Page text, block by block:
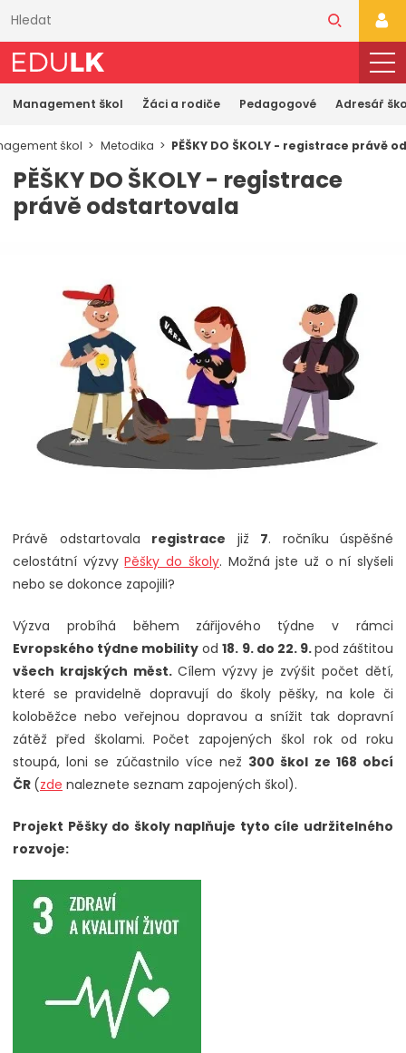
obsahu
Management škol Žáci a rodiče Pedagogové Adresář
škol Metodika PĚŠKY DO ŠKOLY - registrace právě
PĚŠKY DO ŠKOLY - registrace
právě odstartovala
Právě odstartovala registrace již 7. ročníku úspěšné
celostátní výzvyPěšky do školy. Možná jste už o ní slyšeli
nebo se dokonce zapojili?
Výzva probíhá během zářijového týdne v rámci
Evropského týdne mobility od18. 9. do 22. 9.pod záštitou
všech krajských měst. Cílem výzvy je zvýšit počet dětí,
které se pravidelně dopravují do školy pěšky, na kole či
koloběžce nebo veřejnou dopravou a snížit tak dopravní
zátěž před školami. Počet zapojených škol rok od roku
stoupá, loni se zúčastnilo více než 300 škol ze 168 obcí
ČR (zde naleznete seznam zapojených škol).
Projekt Pěšky do školy naplňuje tyto cíle udržitelného
rozvoje: